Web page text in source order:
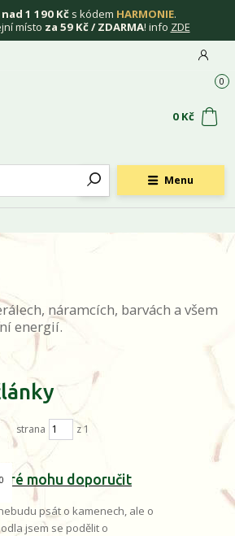
nad 1 190 Kč s kódem HARMONIE.
místo za 59 Kč / ZDARMA! info ZDE
Menu
0
0 Kč
náramcích, barvách a všem
energií.
strana z 1
mohu doporučit
psát o kamenech, ale o
jsem se podělit o